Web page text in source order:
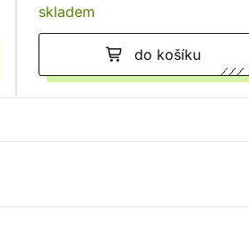
skladem
do košíku